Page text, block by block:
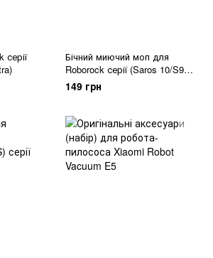
серії
Бічний миючий моп для
Roborock серії (Saros 10/S9
MaxV Ultra)
149 грн